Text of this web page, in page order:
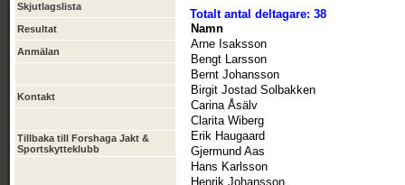
Skjutlagslista
Resultat
Anmälan
Kontakt
Tillbaka till Forshaga Jakt &
Sportskytteklubb
Totalt antal deltagare: 38
Namn
Arne Isaksson
Bengt Larsson
Bernt Johansson
Birgit Jostad Solbakken
Carina Åsälv
Clarita Wiberg
Erik Haugaard
Gjermund Aas
Hans Karlsson
Henrik Johansson